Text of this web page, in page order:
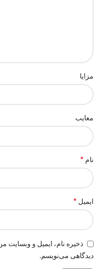
مزایا
معایب
نام *
ایمیل *
ذخیره نام، ایمیل و وبسایت
دیدگاهی می‌نویسم.